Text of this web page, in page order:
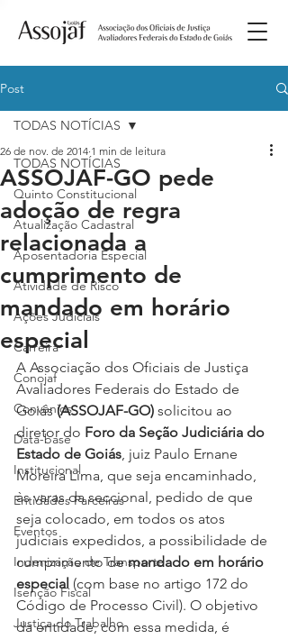
Post
TODAS NOTÍCIAS
Quinto Constitucional
Atualização Cadastral
Aposentadoria Especial
Atividade de Risco
Ações Judiciais
Carreira
Conojaf
Convênios
Data-base
Institucional
Entidades Parceiras
Eventos
Indenização de Transporte
Isenção Fiscal
Justiça do Trabalho
TODAS NOTÍCIAS
ASSOJAF-GO pede
adoção de regra
relacionada a
cumprimento de
mandado em horário
especial
26 de nov. de 2014 1 min de leitura
A Associação dos Oficiais de Justiça
Avaliadores Federais do Estado de
Goiás (ASSOJAF-GO) solicitou ao
diretor do Foro da Seção Judiciária do
Estado de Goiás, juiz Paulo Ernane
Moreira Lima, que seja encaminhado,
às varas da seccional, pedido de que
seja colocado, em todos os atos
judiciais expedidos, a possibilidade de
cumprimento de mandado em horário
especial (com base no artigo 172 do
Código de Processo Civil). O objetivo
da entidade, com essa medida, é